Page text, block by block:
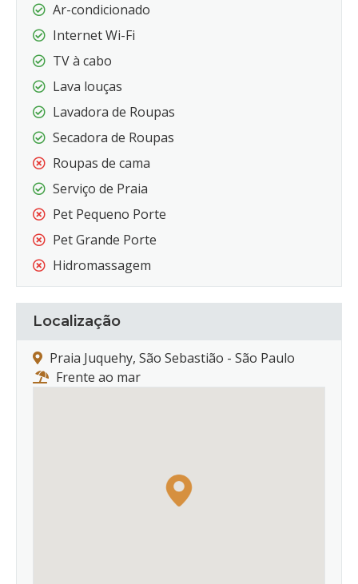
Ar-condicionado
Internet Wi-Fi
TV à cabo
Lava louças
Lavadora de Roupas
Secadora de Roupas
Roupas de cama
Serviço de Praia
Pet Pequeno Porte
Pet Grande Porte
Hidromassagem
Localização
Praia Juquehy, São Sebastião - São Paulo
Frente ao mar